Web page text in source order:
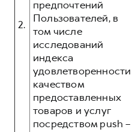
2.
предпочтений
Пользователей, в
том числе
исследований
индекса
удовлетворенности
качеством
предоставленных
товаров и услуг
посредством push –